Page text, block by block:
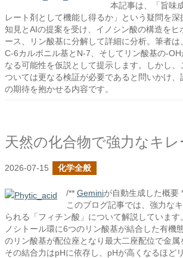
本記事は、「旨味
レート剤として機能し得るか」という疑問を
知見とAIの提案を受け、イノシン酸の構造をヒ
ース、リン酸基に分解して詳細に分析。筆者
C-6カルボニル基とN-7、そしてリン酸基の-OH
なる可能性を仮説として提示します。しかし、
ついては更なる検証が必要であると問いかけ
の期待を抱かせる内容です。
2026-07-15 化学全般
/** Geminiが自動生成した概要
このブログ記事では、強力な
られる「フィチン酸」について解説しています
ノシトール環に6つのリン酸基が結合した有機
のリン酸基が配位座となり最大二座配位で金属
その結合力はpHに依存し、pHが高くなるほど